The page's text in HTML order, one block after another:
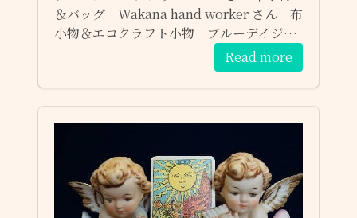
＆バッグ Wakana hand worker さん 布
小物＆エコクラフト小物 ブルーデイジー
さん 布バッグ みつは さん ハーブティー
＆マスクスプレー Akemi Herdb Fun さ
ん
Read more